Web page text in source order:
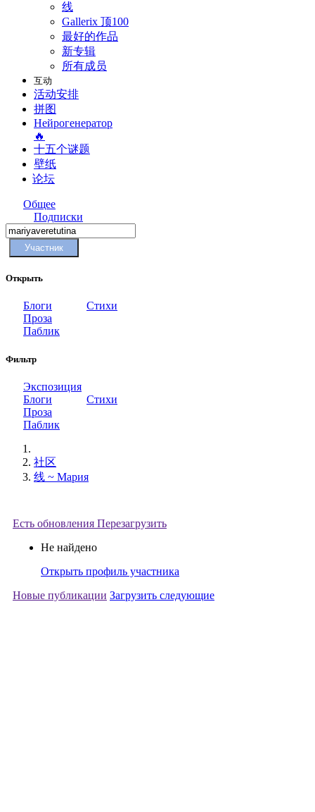
线
Gallerix 顶100
最好的作品
新专辑
所有成员
互动
活动安排
拼图
Нейрогенератор
🔥
十五个谜题
壁纸
论坛
Общее
Подписки
Участник
Открыть
Блоги
Стихи
Проза
Паблик
Фильтр
Экспозиция
Блоги
Стихи
Проза
Паблик
社区
线 ~ Мария
Есть обновления Перезагрузить
Не найдено
Открыть профиль участника
Новые публикации Загрузить следующие